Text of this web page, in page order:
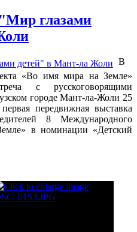
глазами
В
«Во имя мира на Земле»
с русскоговорящими
городе Мант-ла-Жоли 25
передвижная выставка
8 Международного
в номинации «Детский